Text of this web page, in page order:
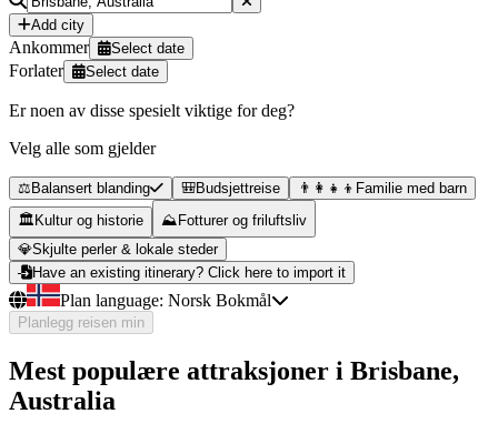
Add city
Ankommer Select date
Forlater Select date
Er noen av disse spesielt viktige for deg?
Velg alle som gjelder
⚖️ Balansert blanding 🎒Budsjettreise 👨‍👩‍👧‍👦 Familie med barn
🏛️ Kultur og historie ⛰️ Fotturer og friluftsliv
💎Skjulte perler & lokale steder
Have an existing itinerary? Click here to import it
Plan language: Norsk Bokmål
Planlegg reisen min
Mest populære attraksjoner i Brisbane,
Australia